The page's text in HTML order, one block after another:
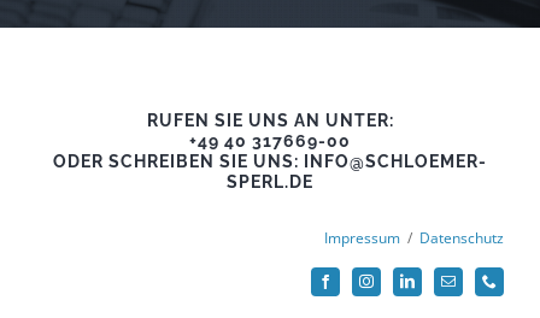
RUFEN SIE UNS AN UNTER:
+49 40 317669-00
ODER SCHREIBEN SIE UNS: INFO@SCHLOEMER-
SPERL.DE
Impressum / Datenschutz